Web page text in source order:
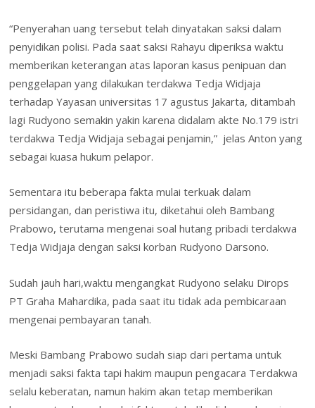
“Penyerahan uang tersebut telah dinyatakan saksi dalam
penyidikan polisi. Pada saat saksi Rahayu diperiksa waktu
memberikan keterangan atas laporan kasus penipuan dan
penggelapan yang dilakukan terdakwa Tedja Widjaja
terhadap Yayasan universitas 17 agustus Jakarta, ditambah
lagi Rudyono semakin yakin karena didalam akte No.179 istri
terdakwa Tedja Widjaja sebagai penjamin,” jelas Anton yang
sebagai kuasa hukum pelapor.
Sementara itu beberapa fakta mulai terkuak dalam
persidangan, dan peristiwa itu, diketahui oleh Bambang
Prabowo, terutama mengenai soal hutang pribadi terdakwa
Tedja Widjaja dengan saksi korban Rudyono Darsono.
Sudah jauh hari,waktu mengangkat Rudyono selaku Dirops
PT Graha Mahardika, pada saat itu tidak ada pembicaraan
mengenai pembayaran tanah.
Meski Bambang Prabowo sudah siap dari pertama untuk
menjadi saksi fakta tapi hakim maupun pengacara Terdakwa
selalu keberatan, namun hakim akan tetap memberikan